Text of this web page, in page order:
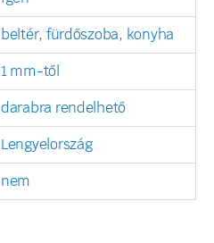
beltér, fürdőszoba, konyha
1 mm-től
darabra rendelhető
Lengyelország
nem